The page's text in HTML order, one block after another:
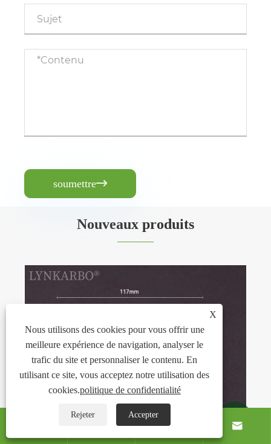
soumettre
Nouveaux produits
Couvercle sans paille en PLA de 93 mm
Voir plus >>

 
X
Nous utilisons des cookies pour vous offrir une
meilleure expérience de navigation, analyser le
trafic du site et personnaliser le contenu. En
utilisant ce site, vous acceptez notre utilisation des
cookies.politique de confidentialité
Rejeter Accepter